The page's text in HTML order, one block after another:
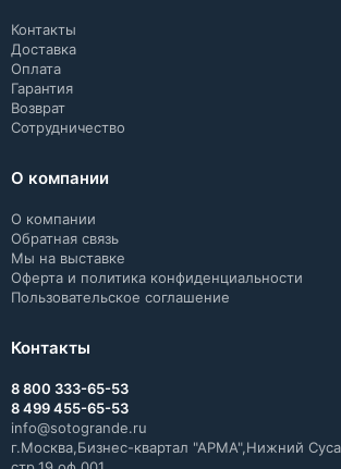
Контакты
Доставка
Оплата
Гарантия
Возврат
Сотрудничество
О компании
О компании
Обратная связь
Мы на выставке
Оферта и политика конфиденциальности
Пользовательское соглашение
Контакты
8 800 333-65-53
8 499 455-65-53
info@sotogrande.ru
г.Москва,Бизнес-квартал "АРМА",Нижний